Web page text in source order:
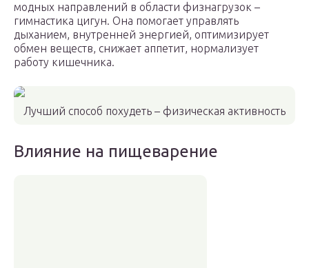
модных направлений в области физнагрузок –
гимнастика цигун. Она помогает управлять
дыханием, внутренней энергией, оптимизирует
обмен веществ, снижает аппетит, нормализует
работу кишечника.
Лучший способ похудеть – физическая активность
Влияние на пищеварение